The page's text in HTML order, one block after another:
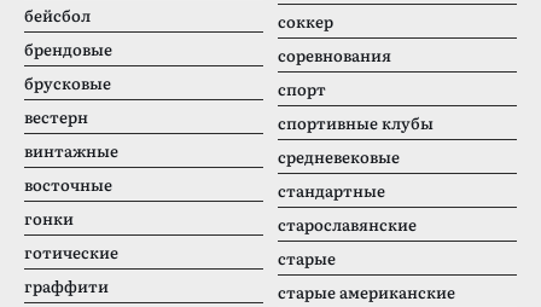
бейсбол
брендовые
брусковые
вестерн
винтажные
восточные
гонки
готические
граффити
соккер
соревнования
спорт
спортивные клубы
средневековые
стандартные
старославянские
старые
старые американские